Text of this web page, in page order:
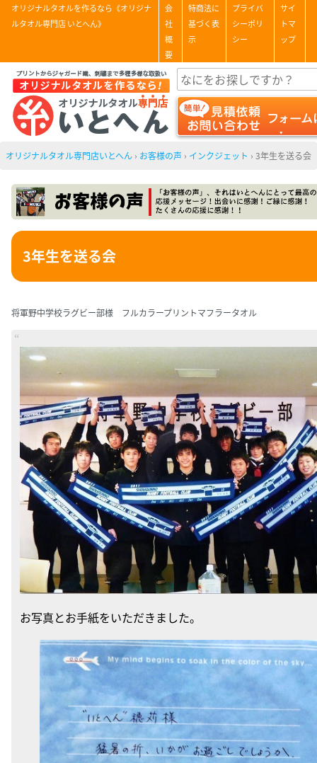
オリジナルタオルを作るなら《オリジナ
ルタオル専門店 いとへん》
会
社
概
要
特商法に
基づく表
示
プライバ
シーポリ
シー
サイ
トマ
ップ
オリジナルタオル専門店いとへん › お客様の声 › インクジェット › 3年生を送る会
3年生を送る会
将軍野中学校ラグビー部様 フルカラープリントマフラータオル
お写真とお手紙をいただきました。